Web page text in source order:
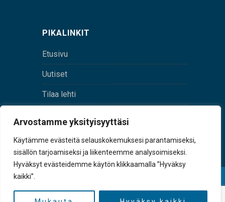
Arvostamme yksityisyyttäsi
Käytämme evästeitä selauskokemuksesi parantamiseksi,
sisällön tarjoamiseksi ja liikenteemme analysoimiseksi.
Hyväksyt evästeidemme käytön klikkaamalla ”Hyväksy
kaikki”.
PIKALINKIT
Etusivu
Uutiset
Tilaa lehti
tunnus 0167229-8